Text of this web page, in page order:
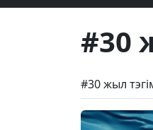
#30
#30 жыл